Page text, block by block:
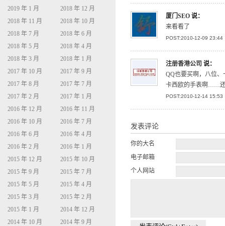
厦门SEO 说：
来看看了
POST:2010-12-09 23:44
注册香港公司 说：
QQ也要买啊，八位
卡西欧的手表啊……
POST:2010-12-14 15:53
发表评论
你的大名
电子邮箱
个人网站
2019 年 1 月
2018 年 12 月
2018 年 11 月
2018 年 10 月
2018 年 7 月
2018 年 6 月
2018 年 5 月
2018 年 4 月
2018 年 3 月
2018 年 1 月
2017 年 10 月
2017 年 9 月
2017 年 8 月
2017 年 7 月
2017 年 2 月
2017 年 1 月
2016 年 12 月
2016 年 11 月
2016 年 10 月
2016 年 7 月
2016 年 6 月
2016 年 4 月
2016 年 2 月
2016 年 1 月
2015 年 12 月
2015 年 10 月
2015 年 9 月
2015 年 7 月
2015 年 5 月
2015 年 4 月
2015 年 3 月
2015 年 2 月
2015 年 1 月
2014 年 12 月
2014 年 10 月
2014 年 9 月